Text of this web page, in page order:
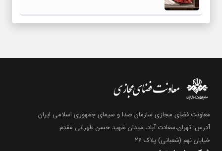
معاونت فضای مجازی سازمان صدا و سیمای جمهوری اسلامی ایران
آدرس: تهران،سعادت آباد، میدان شهید حسن طهرانی مقدم
خیابان نهم (شعبانی) پلاک 26